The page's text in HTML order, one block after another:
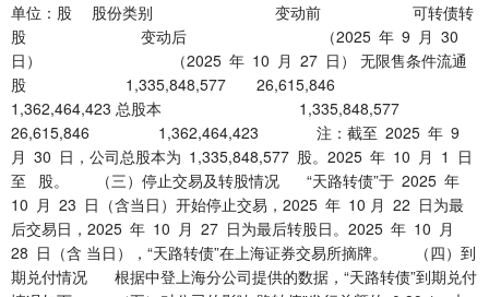
单位：股 股份类别 变动前 可转债转
股 变动后 （2025 年 9 月 30
日） （2025 年 10 月 27 日） 无限售条件流通
股 1,335,848,577 26,615,846
1,362,464,423 总股本 1,335,848,577
26,615,846 1,362,464,423 注：截至 2025 年 9
月 30 日，公司总股本为 1,335,848,577 股。2025 年 10 月 1 日
至 股。 （三）停止交易及转股情况 “天路转债”于 2025 年
10 月 23 日（含当日）开始停止交易，2025 年 10 月 22 日为最
后交易日，2025 年 10 月 27 日为最后转股日。2025 年 10 月
28 日（含 当日），“天路转债”在上海证券交易所摘牌。 （四）到
期兑付情况 根据中登上海分公司提供的数据，“天路转债”到期兑付